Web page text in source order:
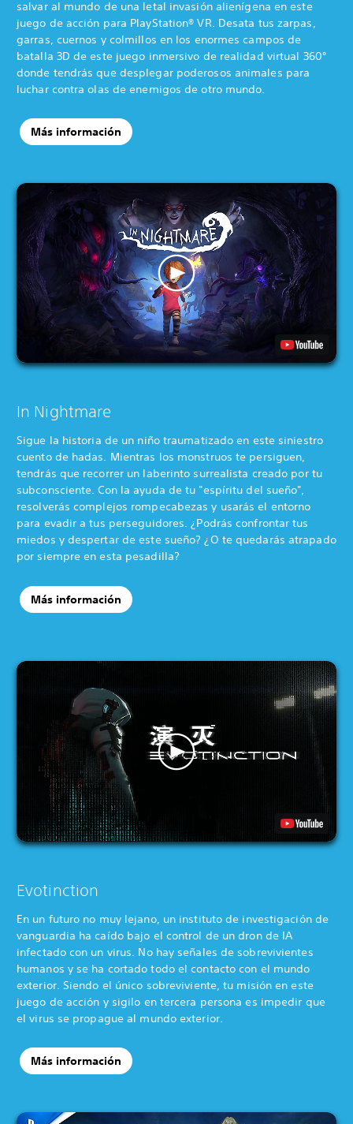
salvar al mundo de una letal invasión alienígena en este
juego de acción para PlayStation® VR. Desata tus zarpas,
garras, cuernos y colmillos en los enormes campos de
batalla 3D de este juego inmersivo de realidad virtual 360°
donde tendrás que desplegar poderosos animales para
luchar contra olas de enemigos de otro mundo.
Más información
In Nightmare
Sigue la historia de un niño traumatizado en este siniestro
cuento de hadas. Mientras los monstruos te persiguen,
tendrás que recorrer un laberinto surrealista creado por tu
subconsciente. Con la ayuda de tu "espíritu del sueño",
resolverás complejos rompecabezas y usarás el entorno
para evadir a tus perseguidores. ¿Podrás confrontar tus
miedos y despertar de este sueño? ¿O te quedarás atrapado
por siempre en esta pesadilla?
Más información
Evotinction
En un futuro no muy lejano, un instituto de investigación de
vanguardia ha caído bajo el control de un dron de IA
infectado con un virus. No hay señales de sobrevivientes
humanos y se ha cortado todo el contacto con el mundo
exterior. Siendo el único sobreviviente, tu misión en este
juego de acción y sigilo en tercera persona es impedir que
el virus se propague al mundo exterior.
Más información